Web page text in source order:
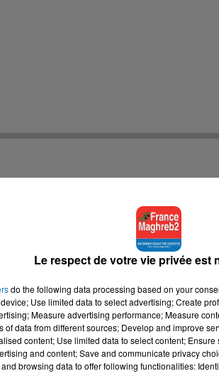
Le respect de votre vie privée est
do the following data processing based on your
Use limited data to select advertising; Create
Measure advertising performance; Measure
of data from different sources; Develop and improve
content; Use limited data to select content;
and content; Save and communicate privacy
browsing data to offer following functionalities: